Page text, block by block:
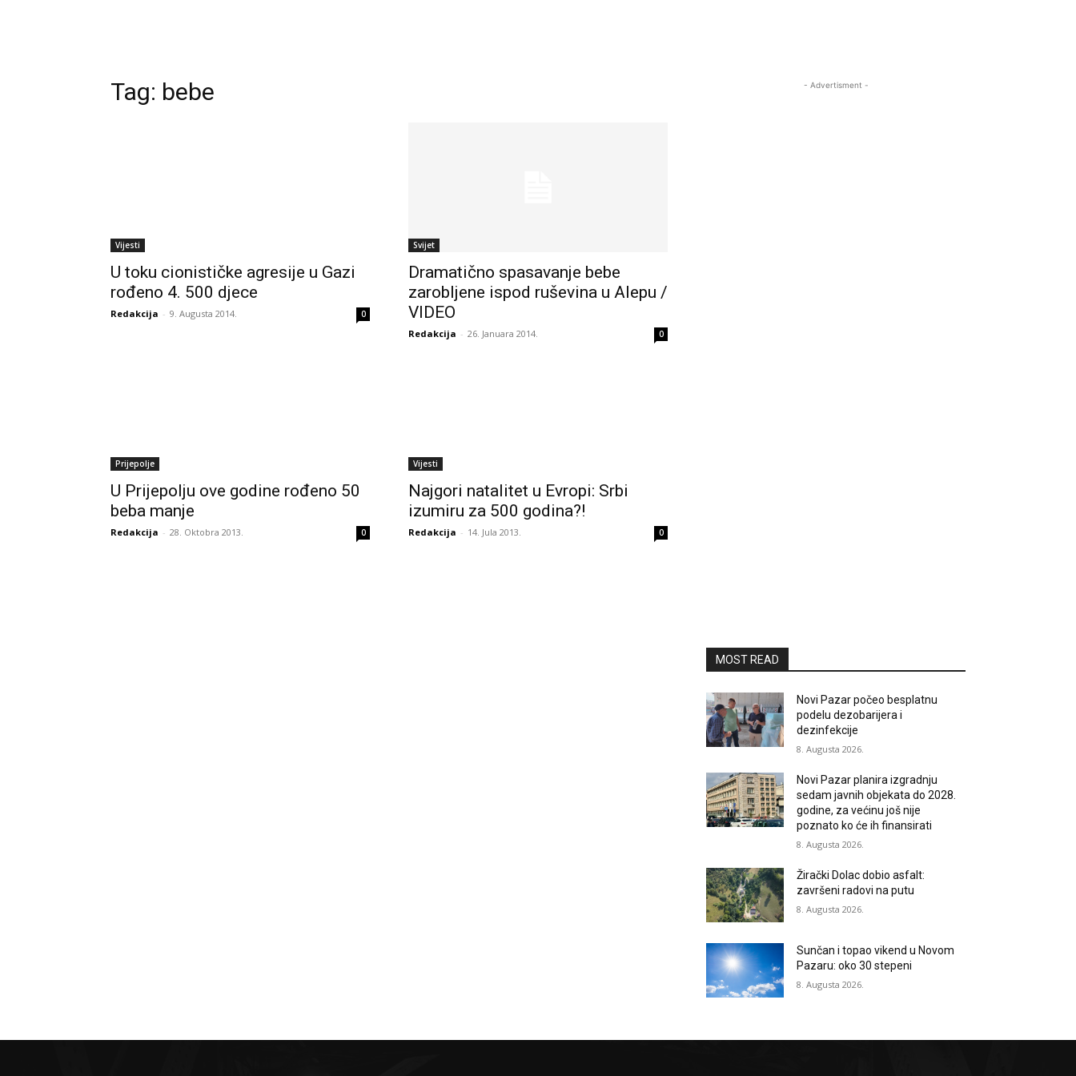
Tag: bebe
Vijesti
U toku cionističke agresije u Gazi
rođeno 4. 500 djece
Redakcija - 9. Augusta 2014. 0
Svijet
Dramatično spasavanje bebe
zarobljene ispod ruševina u Alepu /
VIDEO
Redakcija - 26. Januara 2014. 0
Prijepolje
U Prijepolju ove godine rođeno 50
beba manje
Redakcija - 28. Oktobra 2013. 0
Vijesti
Najgori natalitet u Evropi: Srbi
izumiru za 500 godina?!
Redakcija - 14. Jula 2013. 0
- Advertisment -
MOST READ
Novi Pazar počeo besplatnu
podelu dezobarijera i
dezinfekcije
8. Augusta 2026.
Novi Pazar planira izgradnju
sedam javnih objekata do 2028.
godine, za većinu još nije
poznato ko će ih finansirati
8. Augusta 2026.
Žirački Dolac dobio asfalt:
završeni radovi na putu
8. Augusta 2026.
Sunčan i topao vikend u Novom
Pazaru: oko 30 stepeni
8. Augusta 2026.